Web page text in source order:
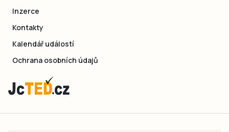
Inzerce
Kontakty
Kalendář událostí
Ochrana osobních údajů